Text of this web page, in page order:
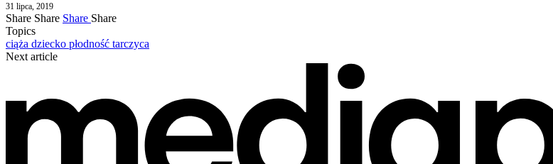
31 lipca, 2019
Share Share Share Share
Topics
ciąża dziecko płodność tarczyca
Next article